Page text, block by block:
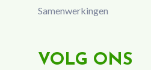
Samenwerkingen
VOLG ONS